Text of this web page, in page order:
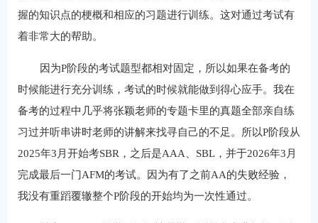
握的知识点的梗概和相应的习题进行训练。这对通过考试有
着非常大的帮助。
因为P阶段的考试题型都相对固定，所以如果在备考的
时候能进行充分训练，考试的时候就能做到得心应手。我在
备考的过程中几乎将张颖老师的专题卡里的真题全部亲自练
习过并听串讲时老师的讲解来找寻自己的不足。所以P阶段从
2025年3月开始考SBR，之后是AAA、SBL，并于2026年3月
完成最后一门AFM的考试。因为有了之前AA的失败经验，
我没有重蹈覆辙整个P阶段的开始均为一次性通过。